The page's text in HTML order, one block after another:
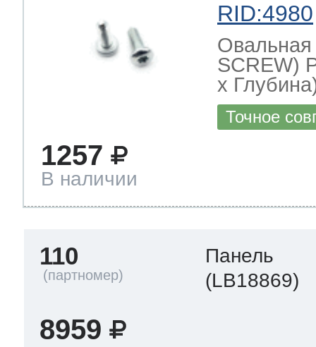
RID:4980
Овальная
SCREW)
х
Точное
1257
В наличии
110
Панель
(LB18869)
8959